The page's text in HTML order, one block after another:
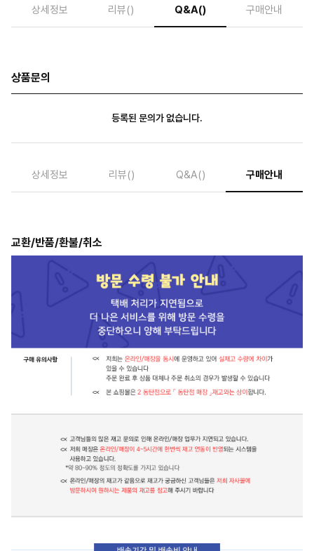
상세정보 리뷰() Q&A() 구매안내
상품문의
등록된 문의가 없습니다.
상세정보 리뷰() Q&A() 구매안내
교환/반품/환불/취소